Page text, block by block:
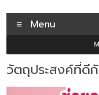
Menu
วัตถุประสงค์ที่ดี